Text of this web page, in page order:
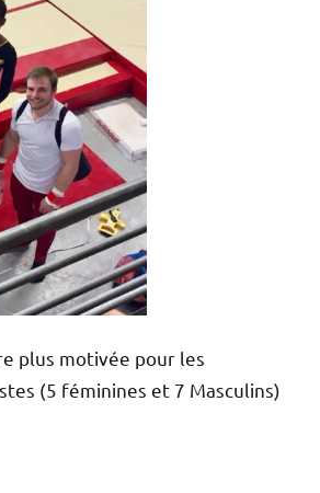
plus motivée pour les
(5 féminines et 7 Masculins)